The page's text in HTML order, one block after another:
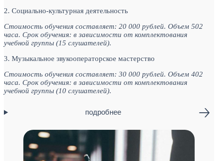
2. Социально-культурная деятельность
Стоимость обучения составляет: 20 000 рублей. Объем 502
часа. Срок обучения: в зависимости от комплектования
учебной группы (15 слушателей).
3. Музыкальное звукооператорское мастерство
Стоимость обучения составляет: 30 000 рублей. Объем 402
часа. Срок обучения: в зависимости от комплектования
учебной группы (10 слушателей).
подробнее